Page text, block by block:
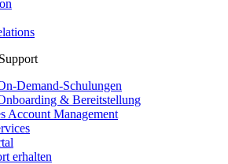
Demand-Schulungen
& Bereitstellung
Account Management
erhalten